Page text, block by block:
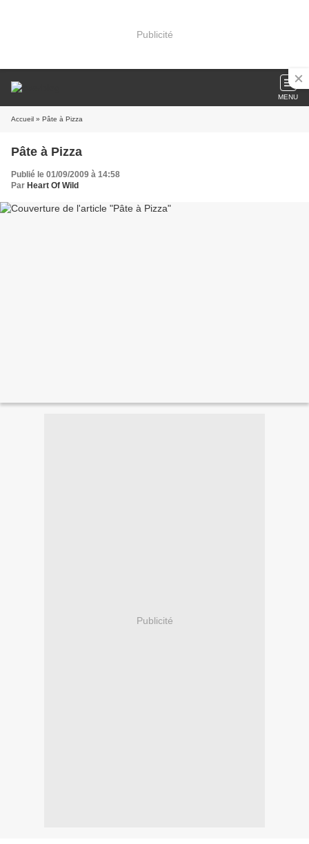
Publicité
MENU
Accueil » Pâte à Pizza
Pâte à Pizza
Publié le 01/09/2009 à 14:58
Par Heart Of Wild
Publicité